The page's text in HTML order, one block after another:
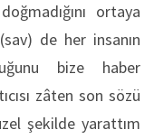
ortaya
de her insanın
bize haber
zâten son sözü
şekilde yarattım